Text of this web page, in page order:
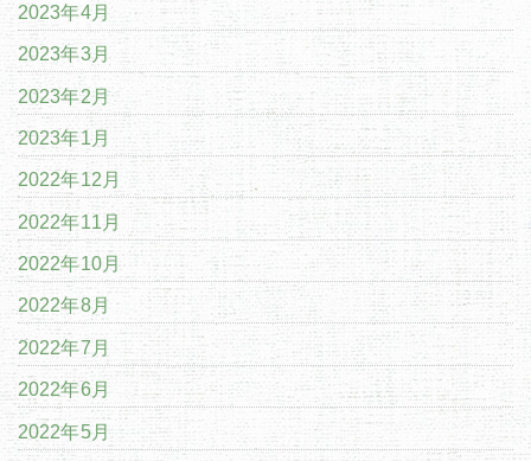
2023年4月
2023年3月
2023年2月
2023年1月
2022年12月
2022年11月
2022年10月
2022年8月
2022年7月
2022年6月
2022年5月